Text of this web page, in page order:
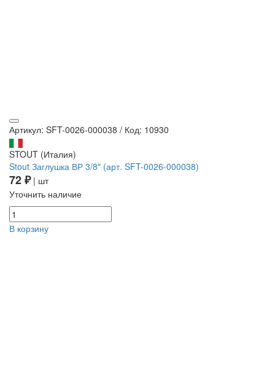
Артикул: SFT-0026-000038 / Код: 10930
STOUT (Италия)
Stout Заглушка ВР 3/8" (арт. SFT-0026-000038)
72 ₽| шт
Уточнить наличие
В корзину